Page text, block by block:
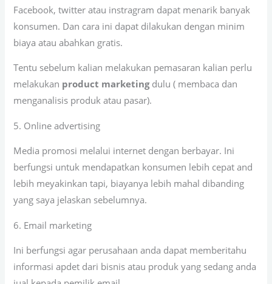
Facebook, twitter atau instragram dapat menarik banyak
konsumen. Dan cara ini dapat dilakukan dengan minim
biaya atau abahkan gratis.
Tentu sebelum kalian melakukan pemasaran kalian perlu
melakukan product marketing dulu ( membaca dan
menganalisis produk atau pasar).
5. Online advertising
Media promosi melalui internet dengan berbayar. Ini
berfungsi untuk mendapatkan konsumen lebih cepat and
lebih meyakinkan tapi, biayanya lebih mahal dibanding
yang saya jelaskan sebelumnya.
6. Email marketing
Ini berfungsi agar perusahaan anda dapat memberitahu
informasi apdet dari bisnis atau produk yang sedang anda